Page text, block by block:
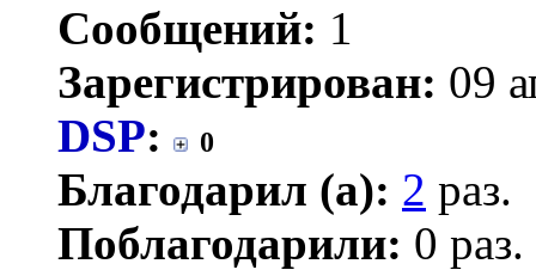
Сообщений: 1
Зарегистрирован: 09
DSP: 0
Благодарил (а): 2 раз.
Поблагодарили: 0 раз.